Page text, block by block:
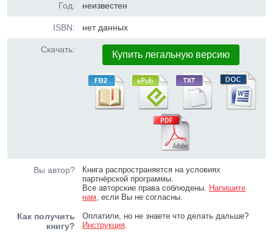
Год: неизвестен
ISBN: нет данных
Скачать: Купить легальную версию
Вы автор?
Книга распространяется на условиях
партнёрской программы.
Все авторские права соблюдены. Напишите
нам, если Вы не согласны.
Как получить
книгу?
Оплатили, но не знаете что делать дальше?
Инструкция.